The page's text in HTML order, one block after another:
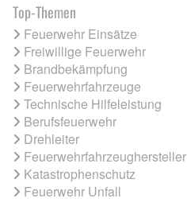
Top-Themen
Feuerwehr Einsätze
Freiwillige Feuerwehr
Brandbekämpfung
Feuerwehrfahrzeuge
Technische Hilfeleistung
Berufsfeuerwehr
Drehleiter
Feuerwehrfahrzeughersteller
Katastrophenschutz
Feuerwehr Unfall